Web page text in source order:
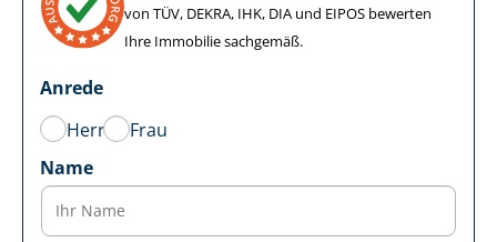
von TÜV, DEKRA, IHK, DIA und EIPOS bewerten
Ihre Immobilie sachgemäß.
Anrede
Herr
Frau
Name